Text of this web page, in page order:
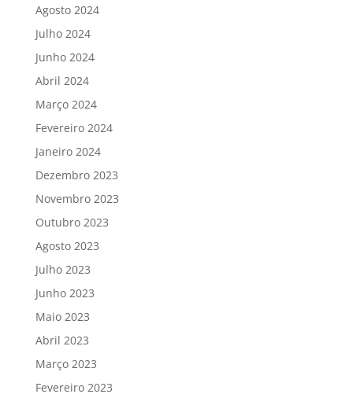
Agosto 2024
Julho 2024
Junho 2024
Abril 2024
Março 2024
Fevereiro 2024
Janeiro 2024
Dezembro 2023
Novembro 2023
Outubro 2023
Agosto 2023
Julho 2023
Junho 2023
Maio 2023
Abril 2023
Março 2023
Fevereiro 2023